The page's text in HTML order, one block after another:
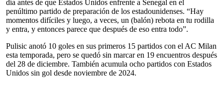
día antes de que Estados Unidos enfrente a Senegal en el
penúltimo partido de preparación de los estadounidenses. “Hay
momentos difíciles y luego, a veces, un (balón) rebota en tu rodilla
y entra, y entonces parece que después de eso entra todo”.
Pulisic anotó 10 goles en sus primeros 15 partidos con el AC Milan
esta temporada, pero se quedó sin marcar en 19 encuentros después
del 28 de diciembre. También acumula ocho partidos con Estados
Unidos sin gol desde noviembre de 2024.